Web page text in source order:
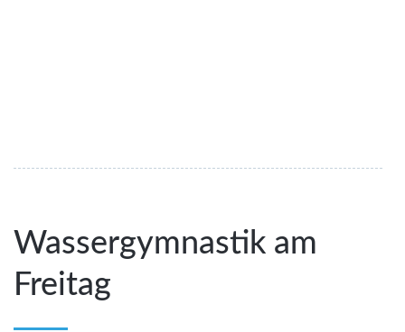
Wassergymnastik am
Freitag